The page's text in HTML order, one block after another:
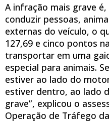
A infração mais grave
conduzir pessoas,
externas do veículo, o
127,69 e cinco pontos
transportar em uma
especial para animais.
estiver ao lado do
estiver dentro, ao lado
grave”, explicou o
Operação de Tráfego